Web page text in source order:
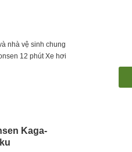
nhà vệ sinh chung
12 phútXe hơi
Kaga-